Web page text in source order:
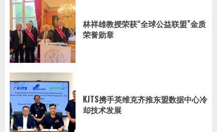
林祥雄教授荣获“全球公益联盟”金质
荣誉勋章
KJTS携手英维克齐推东盟数据中心冷
却技术发展